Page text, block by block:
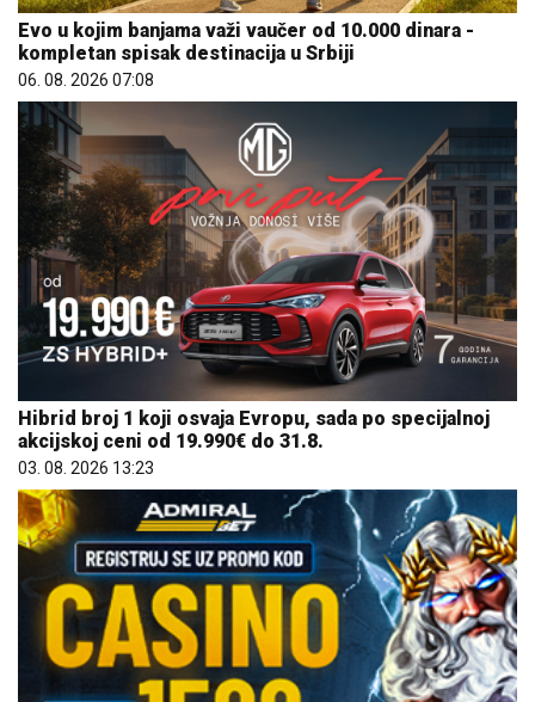
Evo u kojim banjama važi vaučer od 10.000 dinara -
kompletan spisak destinacija u Srbiji
06. 08. 2026 07:08
Hibrid broj 1 koji osvaja Evropu, sada po specijalnoj
akcijskoj ceni od 19.990€ do 31.8.
03. 08. 2026 13:23